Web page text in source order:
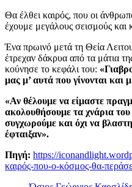
Θα έλθει καιρός, που οι
έχουμε μεγάλους σεισμούς και
Ένα πρωινό μετά τη Θεία
έτρεχαν δάκρυα από τα μάτια
κούνησε το κεφάλι του:
μας μ’ αυτά που γίνονται και
«Αν θέλουμε να είμαστε
ακολουθήσουμε τα χνάρια
συγχωρούμε και όχι να
έφταιξαν».
Πηγή: https://
καιρός-που-ο-κόσμος-θα-